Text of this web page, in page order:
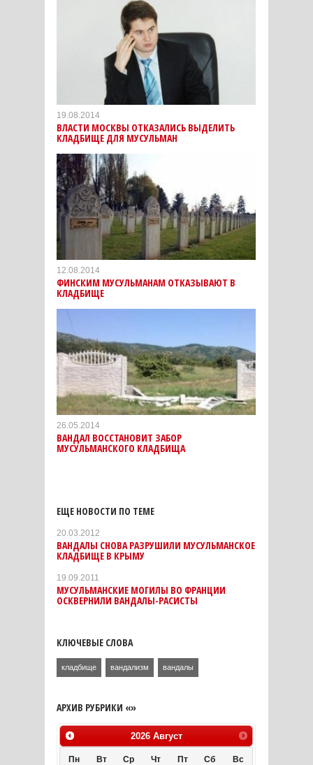
19.08.2014
ВЛАСТИ МОСКВЫ ОТКАЗАЛИСЬ ВЫДЕЛИТЬ
КЛАДБИЩЕ ДЛЯ МУСУЛЬМАН
12.08.2014
ФИНСКИМ МУСУЛЬМАНАМ ОТКАЗЫВАЮТ В
КЛАДБИЩЕ
26.05.2014
ВАНДАЛ ВОССТАНОВИТ ЗАБОР
МУСУЛЬМАНСКОГО КЛАДБИЩА
ЕЩЕ НОВОСТИ ПО ТЕМЕ
20.03.2012
ВАНДАЛЫ СНОВА РАЗРУШИЛИ МУСУЛЬМАНСКОЕ
КЛАДБИЩЕ В КРЫМУ
19.09.2011
МУСУЛЬМАНСКИЕ МОГИЛЫ ВО ФРАНЦИИ
ОСКВЕРНИЛИ ВАНДАЛЫ-РАСИСТЫ
КЛЮЧЕВЫЕ СЛОВА
кладбище вандализм вандалы
АРХИВ РУБРИКИ «»
2026 Август
Пн Вт Ср Чт Пт Сб Вс